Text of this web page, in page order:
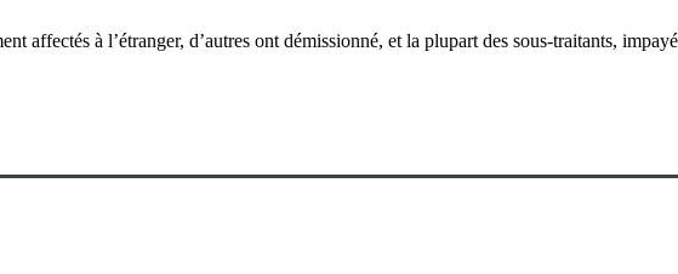
affectés à l’étranger, d’autres ont démissionné, et la plupart des sous-traitants,